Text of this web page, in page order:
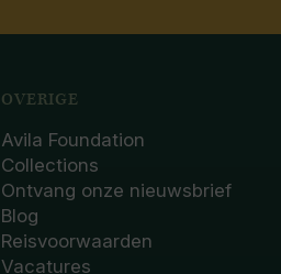
OVERIGE
Avila Foundation
Collections
Ontvang onze nieuwsbrief
Blog
Reisvoorwaarden
Vacatures